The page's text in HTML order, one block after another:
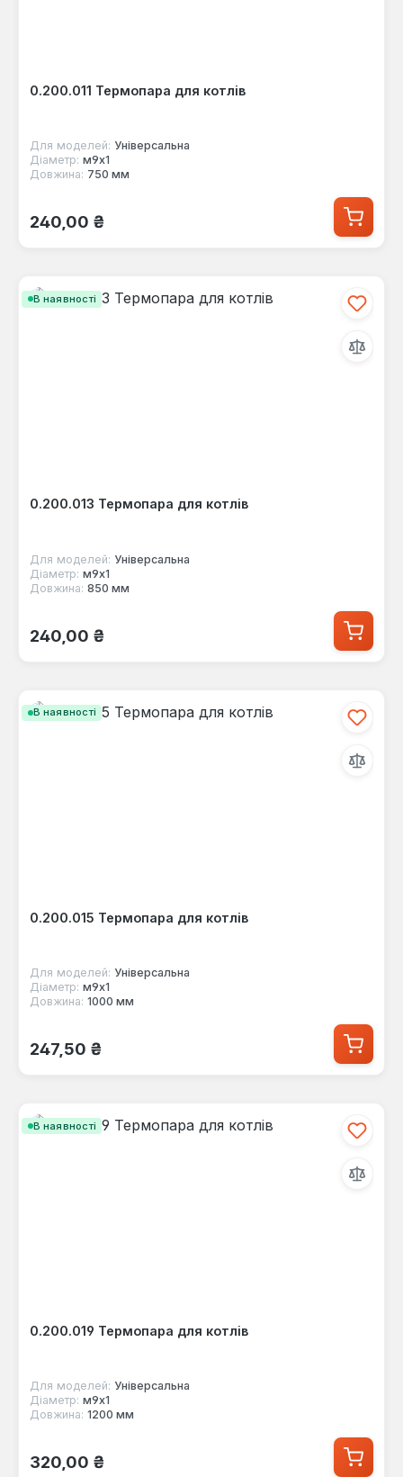
0.200.011 Термопара для котлів
Для моделей: Універсальна
Діаметр: м9х1
Довжина: 750 мм
Звичайна ціна:
240,00 ₴
В наявності
0.200.013 Термопара для котлів
Для моделей: Універсальна
Діаметр: м9х1
Довжина: 850 мм
Звичайна ціна:
240,00 ₴
В наявності
0.200.015 Термопара для котлів
Для моделей: Універсальна
Діаметр: м9х1
Довжина: 1000 мм
Звичайна ціна:
247,50 ₴
В наявності
0.200.019 Термопара для котлів
Для моделей: Універсальна
Діаметр: м9х1
Довжина: 1200 мм
Звичайна ціна:
320,00 ₴